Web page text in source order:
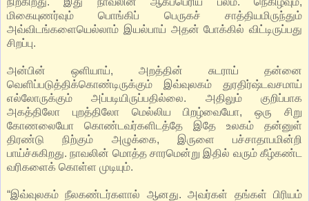
மிகையுணர்வும் பொங்கிப் பெருகச் சாத்தியமிருந்தும்
அவ்விடங்களையெல்லாம் இயல்பாய் அதன் போக்கில் விட்டிருப்பது
சிறப்பு.
அன்பின் ஒளியாய், அறத்தின் சுடராய் தன்னை
வெளிப்படுத்திக்கொண்டிருக்கும் இவ்வுலகம் துரதிர்ஷ்டவசமாய்
எல்லோருக்கும் அப்படியிருப்பதில்லை. அதிலும் குறிப்பாக
அகத்திலோ புறத்திலோ மெல்லிய பிறழ்வையோ, ஒரு சிறு
கோணலையோ கொண்டவர்களிடத்தே இதே உலகம் தன்னுள்
திரண்டு நிற்கும் அழுக்கை, இருளை பச்சாதாபமின்றி
பாய்ச்சுகிறது. நாவலின் மொத்த சாரமென்று இதில் வரும் கீழ்கண்ட
வரிகளைக் கொள்ள முடியும்.
“இவ்வுலகம் நீலகண்டர்களால் ஆனது. அவர்கள் தங்கள் பிரியம்